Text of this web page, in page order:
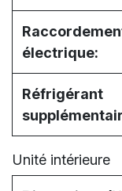
électrique:
Réfrigérant
Unité intérieure